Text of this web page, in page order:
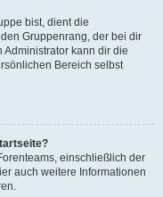
bist, dient die
Gruppenrang, der bei dir
kann dir die
Bereich selbst
einschließlich der
auch weitere Informationen